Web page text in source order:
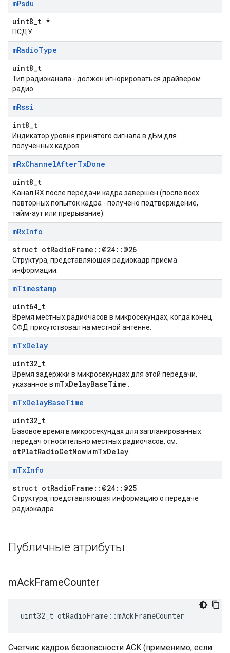
mPsdu
uint8_t *
ПСДУ.
mRadioType
uint8_t
Тип радиоканала - должен игнорироваться драйвером
радио.
mRssi
int8_t
Индикатор уровня принятого сигнала в дБм для
полученных кадров.
mRxChannelAfterTxDone
uint8_t
Канал RX после передачи кадра завершен (после всех
повторных попыток кадра - получено подтверждение,
тайм-аут или прерывание).
mRxInfo
struct otRadioFrame::@24::@26
Структура, представляющая радиокадр приема
информации.
mTimestamp
uint64_t
Время местных радиочасов в микросекундах, когда конец
СФД присутствовал на местной антенне.
mTxDelay
uint32_t
Время задержки в микросекундах для этой передачи,
указанное в mTxDelayBaseTime
mTxDelayBaseTime
uint32_t
Базовое время в микросекундах для запланированных
передач относительно местных радиочасов, см.
otPlatRadioGetNowи mTxDelay
mTxInfo
struct otRadioFrame::@24::@25
Структура, представляющая информацию о передаче
радиокадра.
Публичные атрибуты
mAckFrameCounter
uint32_t otRadioFrame ::mAckFrameCounter
Счетчик кадров безопасности ACK (применимо, если